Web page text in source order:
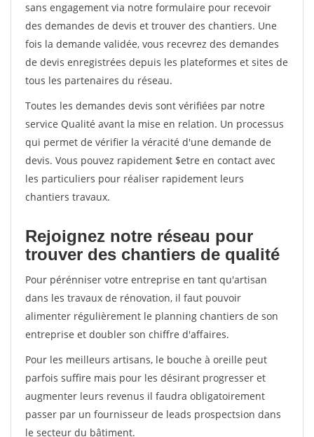
sans engagement via notre formulaire pour recevoir
des demandes de devis et trouver des chantiers. Une
fois la demande validée, vous recevrez des demandes
de devis enregistrées depuis les plateformes et sites de
tous les partenaires du réseau.
Toutes les demandes devis sont vérifiées par notre
service Qualité avant la mise en relation. Un processus
qui permet de vérifier la véracité d'une demande de
devis. Vous pouvez rapidement $etre en contact avec
les particuliers pour réaliser rapidement leurs
chantiers travaux.
Rejoignez notre réseau pour
trouver des chantiers de qualité
Pour pérénniser votre entreprise en tant qu'artisan
dans les travaux de rénovation, il faut pouvoir
alimenter régulièrement le planning chantiers de son
entreprise et doubler son chiffre d'affaires.
Pour les meilleurs artisans, le bouche à oreille peut
parfois suffire mais pour les désirant progresser et
augmenter leurs revenus il faudra obligatoirement
passer par un fournisseur de leads prospectsion dans
le secteur du bâtiment.